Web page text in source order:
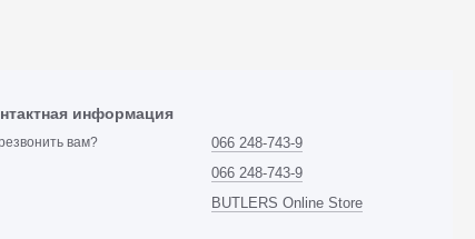
информация
вам?
066 248-743-9
066 248-743-9
BUTLERS Online Store